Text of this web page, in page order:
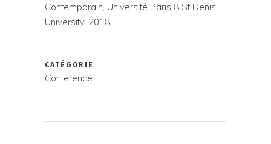
Contemporain, Université Paris 8 St Denis
University, 2018.
CATÉGORIE
Conference